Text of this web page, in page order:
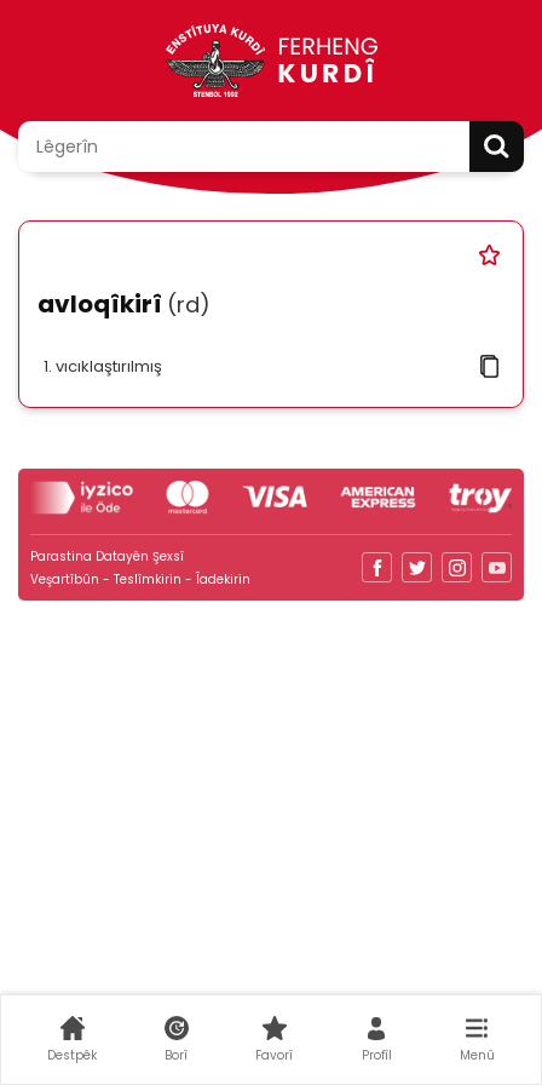
avloqîkirî (rd)
vıcıklaştırılmış
Parastina Datayên Şexsî
Veşartîbûn - Teslîmkirin - Îadekirin
Destpêk Borî Favorî Profîl Menû